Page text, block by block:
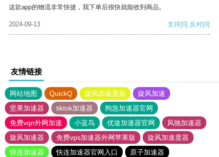
这款app的物流非常快捷，我下单后很快就能收到商品。
2024-09-13 支持[0] 反对[0]
友情链接
网站地图 QuickQ 旋风加速度器
旋风加速
坚果加速器
tiktok加速器
狗急加速器官网
免费vqn外网加速
小蓝鸟 优途加速器官网
风驰加速器
旋风加速器
免费vps加速器外网苹果版
旋风加速度器
快连加速器
快连加速器官网入口
原子加速器